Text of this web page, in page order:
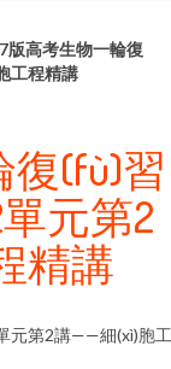
版高考生物一輪復
工程精講
復(fù)習
元第2
精講